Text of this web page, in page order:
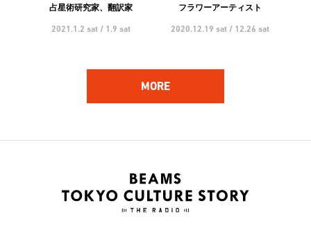
占星術研究家、翻訳家
2021.1.2 sat / 1.9 sat
フラワーアーティスト
2020.12.19 sat / 12.26 sat
2020.12.5 sat / 12.12 sat
2020.11.21 sat / 11.28 sat
MORE